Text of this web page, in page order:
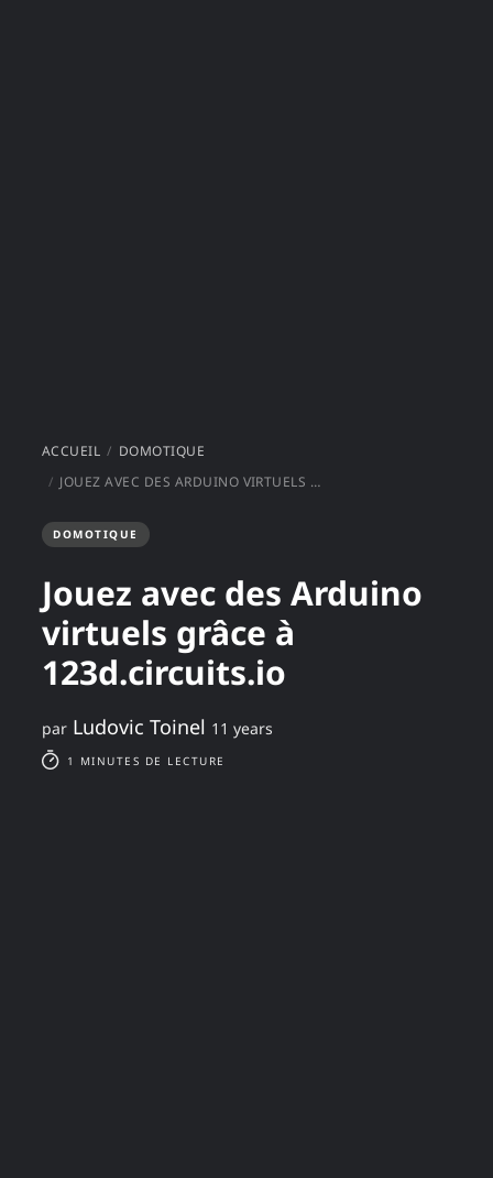
ACCUEIL
DOMOTIQUE
JOUEZ AVEC DES ARDUINO VIRTUELS GRÂCE À 123D.CIRCUITS.IO
DOMOTIQUE
Jouez avec des Arduino
virtuels grâce à
123d.circuits.io
par Ludovic Toinel 11 years
1 MINUTES DE LECTURE